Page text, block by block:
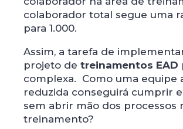
colaborador total segue uma
para 1.000.
Assim, a tarefa de
projeto de treinamentos EAD
complexa. Como uma equipe
reduzida conseguirá cumprir
sem abrir mão dos processos
treinamento?